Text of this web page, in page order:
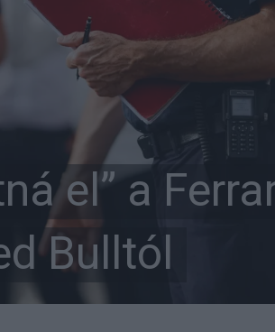
el” a
Bulltól